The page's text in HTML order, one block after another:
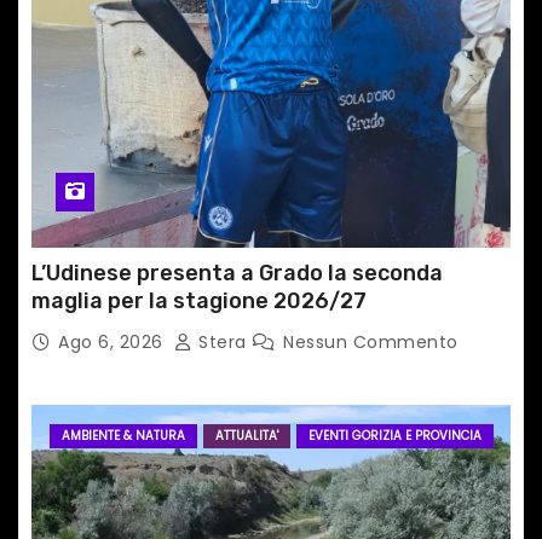
i
c
l
i
L’Udinese presenta a Grado la seconda
maglia per la stagione 2026/27
Ago 6, 2026 Stera Nessun Commento
AMBIENTE & NATURA ATTUALITA' EVENTI GORIZIA E PROVINCIA